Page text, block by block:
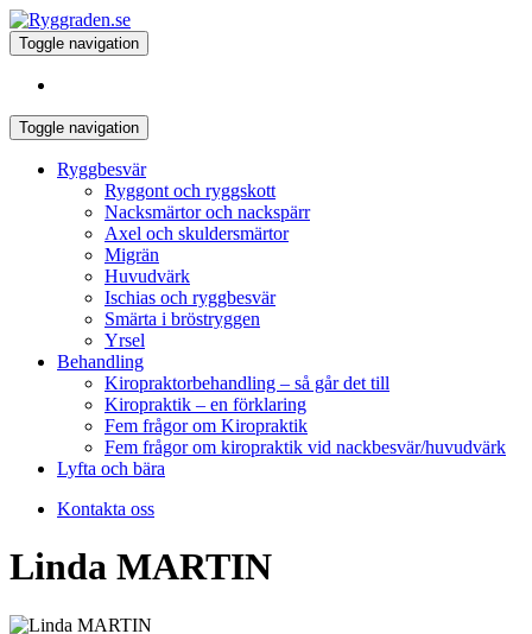
Toggle navigation
Toggle navigation
Ryggbesvär
Ryggont och ryggskott
Nacksmärtor och nackspärr
Axel och skuldersmärtor
Migrän
Huvudvärk
Ischias och ryggbesvär
Smärta i bröstryggen
Yrsel
Behandling
Kiropraktorbehandling – så går det till
Kiropraktik – en förklaring
Fem frågor om Kiropraktik
Fem frågor om kiropraktik vid nackbesvär/huvudvärk
Lyfta och bära
Kontakta oss
Linda MARTIN